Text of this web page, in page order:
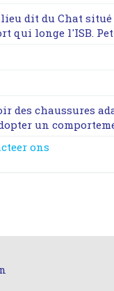
dit du Chat situé
qui longe l'ISB.
des chaussures
un
ons